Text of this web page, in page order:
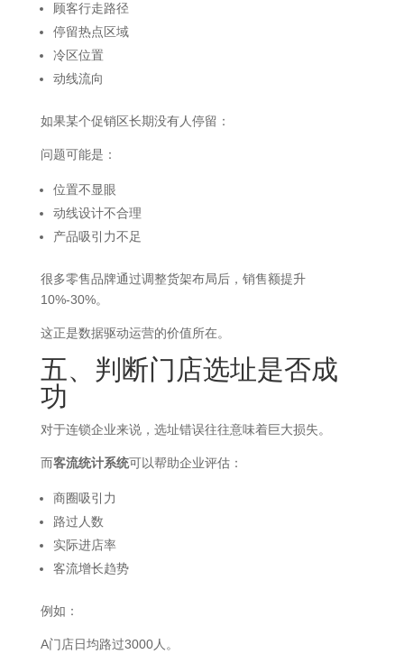
顾客行走路径
停留热点区域
冷区位置
动线流向
如果某个促销区长期没有人停留：
问题可能是：
位置不显眼
动线设计不合理
产品吸引力不足
很多零售品牌通过调整货架布局后，销售额提升
10%-30%。
这正是数据驱动运营的价值所在。
五、判断门店选址是否成
功
对于连锁企业来说，选址错误往往意味着巨大损失。
而客流统计系统可以帮助企业评估：
商圈吸引力
路过人数
实际进店率
客流增长趋势
例如：
A门店日均路过3000人。